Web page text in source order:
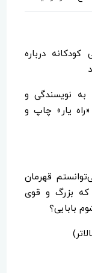
درباره
نویسندگی و
یار» چاپ و
قهرمان
بزرگ و قوی
بابایی؟